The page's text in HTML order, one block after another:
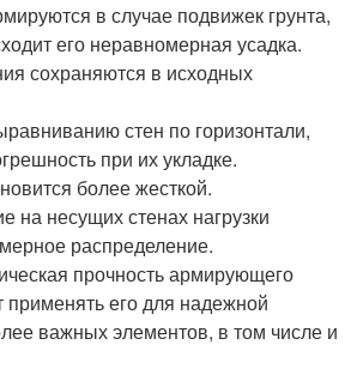
в случае подвижек грунта,
его неравномерная усадка.
сохраняются в исходных
стен по горизонтали,
при их укладке.
более жесткой.
на несущих стенах нагрузки
распределение.
прочность армирующего
применять его для надежной
важных элементов, в том числе и